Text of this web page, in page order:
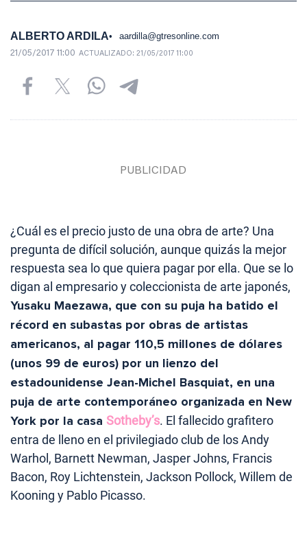
ALBERTO ARDILA aardilla@gtresonline.com
21/05/2017 11:00 ACTUALIZADO: 21/05/2017 11:00
¿Cuál es el precio justo de una obra de arte? Una
pregunta de difícil solución, aunque quizás la mejor
respuesta sea lo que quiera pagar por ella. Que se lo
digan al empresario y coleccionista de arte japonés,
Yusaku Maezawa, que con su puja ha batido el
récord en subastas por obras de artistas
americanos, al pagar 110,5 millones de dólares
(unos 99 de euros) por un lienzo del
estadounidense Jean-Michel Basquiat, en una
puja de arte contemporáneo organizada en New
York por la casa Sotheby’s. El fallecido grafitero
entra de lleno en el privilegiado club de los Andy
Warhol, Barnett Newman, Jasper Johns, Francis
Bacon, Roy Lichtenstein, Jackson Pollock, Willem de
Kooning y Pablo Picasso.